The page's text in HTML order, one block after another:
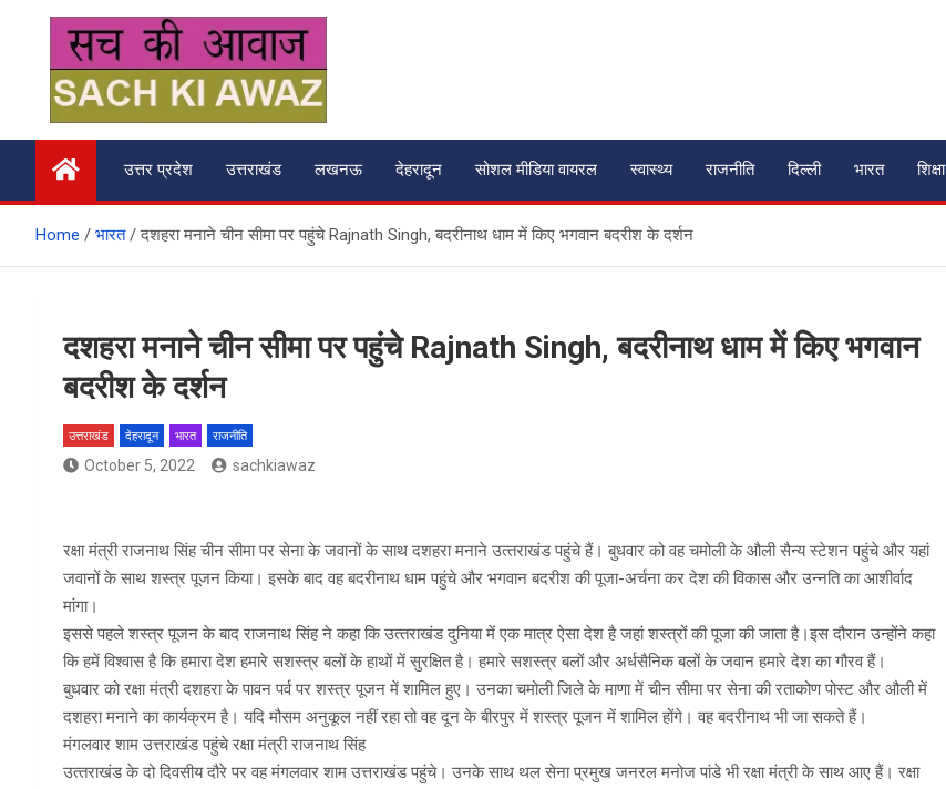
content
सच की आवाज
उत्तर प्रदेश उत्तराखंड लखनऊ देहरादून सोशल मीडिया वायरल स्वास्थ्य राजनीति दिल्ली भारत शिक्षा
Home भारत दशहरा मनाने चीन सीमा पर पहुंचे Rajnath Singh, बदरीनाथ धाम में किए भगवान बदरीश के दर्शन
दशहरा मनाने चीन सीमा पर पहुंचे Rajnath Singh, बदरीनाथ धाम में किए भगवान
बदरीश के दर्शन
उत्तराखंड देहरादून भारत राजनीति
October 5, 2022 sachkiawaz
रक्षा मंत्री राजनाथ सिंह चीन सीमा पर सेना के जवानों के साथ दशहरा मनाने उत्‍तराखंड पहुंचे हैं। बुधवार को वह चमोली के औली सैन्‍य स्‍टेशन पहुंचे और यहां
जवानों के साथ शस्‍त्र पूजन किया। इसके बाद वह बदरीनाथ धाम पहुंचे और भगवान बदरीश की पूजा-अर्चना कर देश की विकास और उन्‍नति का आशीर्वाद
मांगा।
इससे पहले शस्‍त्र पूजन के बाद राजनाथ सिंह ने कहा कि उत्‍तराखंड दुनिया में एक मात्र ऐसा देश है जहां शस्‍त्रों की पूजा की जाता है।इस दौरान उन्‍होंने कहा
कि हमें विश्वास है कि हमारा देश हमारे सशस्त्र बलों के हाथों में सुरक्षित है। हमारे सशस्त्र बलों और अर्धसैनिक बलों के जवान हमारे देश का गौरव हैं।
बुधवार को रक्षा मंत्री दशहरा के पावन पर्व पर शस्त्र पूजन में शामिल हुए। उनका चमोली जिले के माणा में चीन सीमा पर सेना की रताकोण पोस्ट और औली में
दशहरा मनाने का कार्यक्रम है। यदि मौसम अनुकूल नहीं रहा तो वह दून के बीरपुर में शस्त्र पूजन में शामिल होंगे। वह बदरीनाथ भी जा सकते हैं।
मंगलवार शाम उत्तराखंड पहुंचे रक्षा मंत्री राजनाथ सिंह
उत्‍तराखंड के दो दिवसीय दौरे पर वह मंगलवार शाम उत्तराखंड पहुंचे। उनके साथ थल सेना प्रमुख जनरल मनोज पांडे भी रक्षा मंत्री के साथ आए हैं। रक्षा